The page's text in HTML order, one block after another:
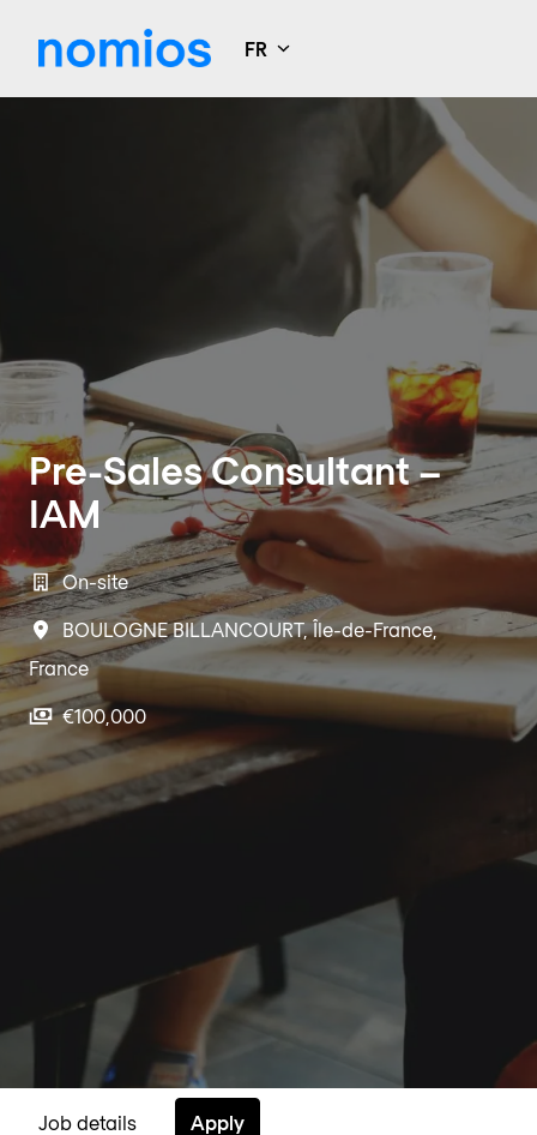
contenuPage d'accueil FR
Pre-Sales Consultant –
IAM
On-site
BOULOGNE BILLANCOURT, Île-de-France,
France
€100,000
Job details Apply